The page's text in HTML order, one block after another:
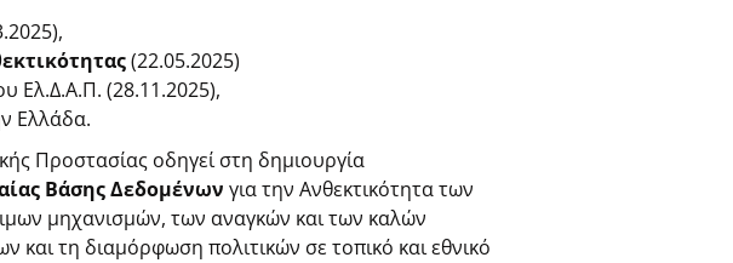
(22.05.2025)
Ελ.Δ.Α.Π. (28.11.2025),
Ελλάδα.
Προστασίας οδηγεί στη δημιουργία
Βάσης Δεδομένων για την Ανθεκτικότητα των
μηχανισμών, των αναγκών και των καλών
και τη διαμόρφωση πολιτικών σε τοπικό και εθνικό